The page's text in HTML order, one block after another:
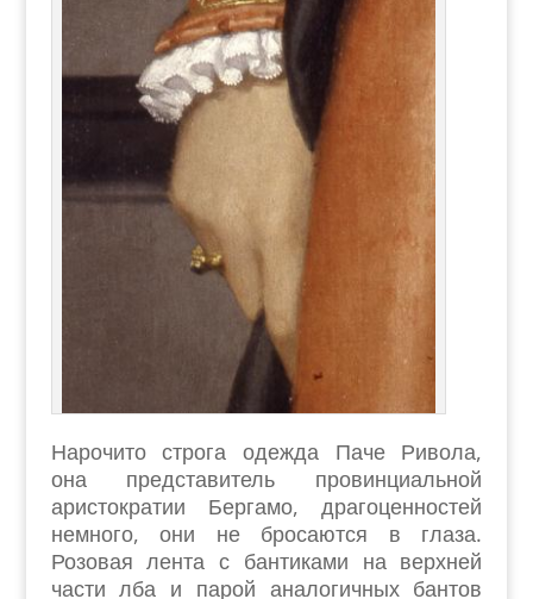
Нарочито строга одежда Паче Ривола,
она представитель провинциальной
аристократии Бергамо, драгоценностей
немного, они не бросаются в глаза.
Розовая лента с бантиками на верхней
части лба и парой аналогичных бантов